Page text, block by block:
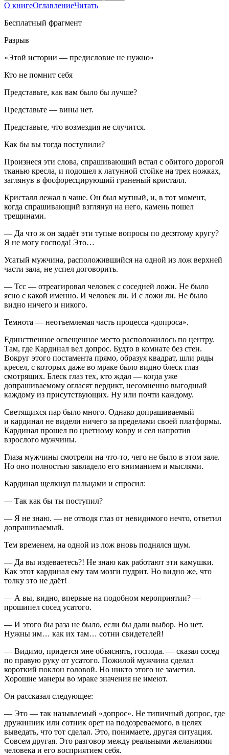
О книгеОглавлениеЧитать
Бесплатный фрагмент
Разрыв
«Этой истории — предисловие не нужно»
Кто не помнит себя
Представьте, как вам было бы лучше?
Представьте — вины нет.
Представьте, что возмездия не случится.
Как бы вы тогда поступили?
Произнеся эти слова, спрашивающий встал с обитого дорогой
тканью кресла, и подошел к латунной стойке на трех ножках,
заглянув в фосфореcцирующий граненый кристалл.
Кристалл лежал в чаше. Он был мутный, и, в тот момент,
когда спрашивающий взглянул на него, камень пошел
трещинами.
— Да что ж он задаёт эти тупые вопросы по десятому кругу?
Я не могу господа! Это…
Усатый мужчина, расположившийся на одной из лож верхней
части зала, не успел договорить.
— Тсс — отреагировал человек с соседней ложи. Не было
ясно с какой именно. И человек ли. И с ложи ли. Не было
видно ничего и никого.
Темнота — неотъемлемая часть процесса «допроса».
Единственное освещенное место расположилось по центру.
Там, где Кардинал вел допрос. Будто в комнате без стен.
Вокруг этого постамента прямо, образуя квадрат, шли ряды
кресел, с которых даже во мраке было видно блеск глаз
смотрящих. Блеск глаз тех, кто ждал — когда уже
допрашиваемому огласят вердикт, несомненно выгодный
каждому из присутствующих. Ну или почти каждому.
Светящихся пар было много. Однако допрашиваемый
и кардинал не видели ничего за пределами своей платформы.
Кардинал прошел по цветному ковру и сел напротив
взрослого мужчины.
Глаза мужчины смотрели на что-то, чего не было в этом зале.
Но оно полностью завладело его вниманием и мыслями.
Кардинал щелкнул пальцами и спросил:
— Так как бы ты поступил?
— Я не знаю. — не отводя глаз от невидимого нечто, ответил
допрашиваемый.
Тем временем, на одной из лож вновь поднялся шум.
— Да вы издеваетесь?! Не знаю как работают эти камушки.
Как этот кардинал ему там мозги пудрит. Но видно же, что
толку это не даёт!
— А вы, видно, впервые на подобном мероприятии? —
прошипел сосед усатого.
— И этого бы раза не было, если бы дали выбор. Но нет.
Нужны им… как их там… сотни свидетелей!
— Видимо, придется мне объяснять, господа. — сказал сосед
по правую руку от усатого. Пожилой мужчина сделал
короткий поклон головой. Но никто этого не заметил.
Хорошие манеры во мраке значения не имеют.
Он рассказал следующее:
— Это — так называемый «допрос». Не типичный допрос, где
дружинник или сотник орет на подозреваемого, в целях
выведать, что тот сделал. Это, понимаете, другая ситуация.
Совсем другая. Это разговор между реальными желаниями
человека и его восприятием себя.